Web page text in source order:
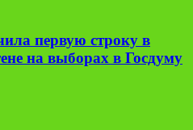
первую строку в
на выборах в Госдуму